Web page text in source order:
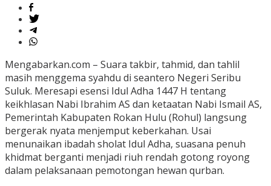
Mengabarkan.com – Suara takbir, tahmid, dan tahlil
masih menggema syahdu di seantero Negeri Seribu
Suluk. Meresapi esensi Idul Adha 1447 H tentang
keikhlasan Nabi Ibrahim AS dan ketaatan Nabi Ismail AS,
Pemerintah Kabupaten Rokan Hulu (Rohul) langsung
bergerak nyata menjemput keberkahan. Usai
menunaikan ibadah sholat Idul Adha, suasana penuh
khidmat berganti menjadi riuh rendah gotong royong
dalam pelaksanaan pemotongan hewan qurban.